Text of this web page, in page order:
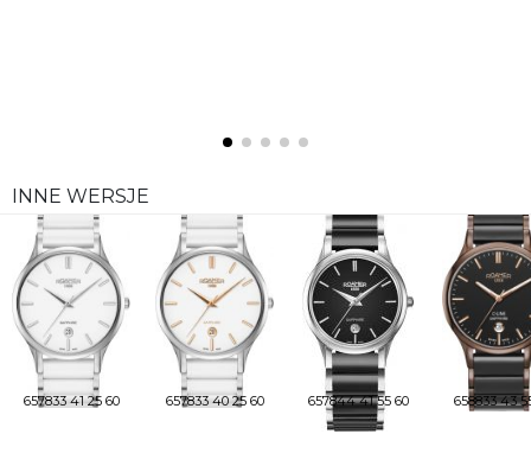
INNE WERSJE
657833 41 25 60 657833 40 25 60 657844 41 55 60 658833 43